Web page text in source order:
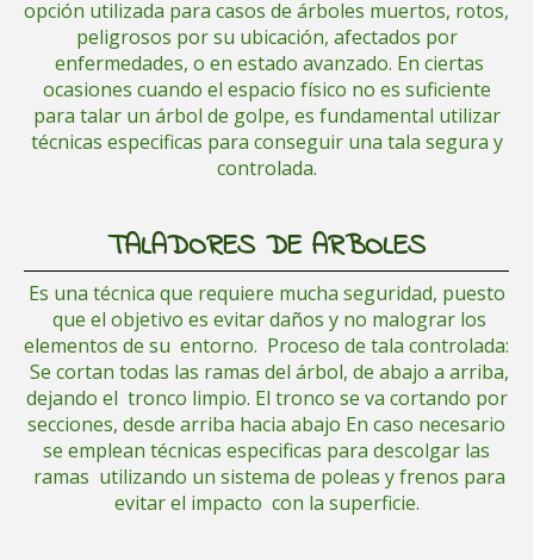
opción utilizada para casos de árboles muertos, rotos,
peligrosos por su ubicación, afectados por
enfermedades, o en estado avanzado. En ciertas
ocasiones cuando el espacio físico no es suficiente
para talar un árbol de golpe, es fundamental utilizar
técnicas especificas para conseguir una tala segura y
controlada.
TALADORES DE ARBOLES
Es una técnica que requiere mucha seguridad, puesto
que el objetivo es evitar daños y no malograr los
elementos de su entorno. Proceso de tala controlada:
Se cortan todas las ramas del árbol, de abajo a arriba,
dejando el tronco limpio. El tronco se va cortando por
secciones, desde arriba hacia abajo En caso necesario
se emplean técnicas especificas para descolgar las
ramas utilizando un sistema de poleas y frenos para
evitar el impacto con la superficie.